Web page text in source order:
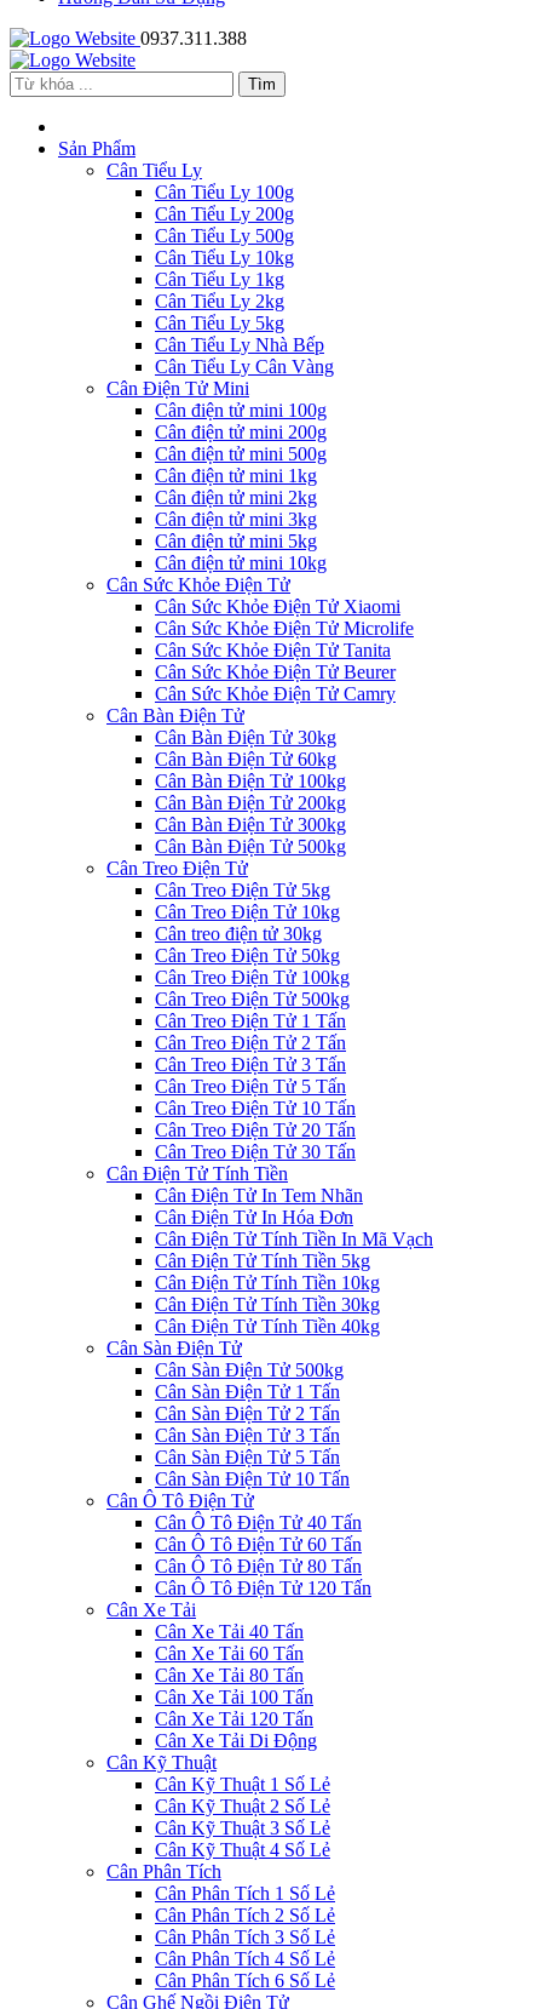
0937.311.388
Sản Phẩm
Cân Tiểu Ly
Cân Tiểu Ly 100g
Cân Tiểu Ly 200g
Cân Tiểu Ly 500g
Cân Tiểu Ly 10kg
Cân Tiểu Ly 1kg
Cân Tiểu Ly 2kg
Cân Tiểu Ly 5kg
Cân Tiểu Ly Nhà Bếp
Cân Tiểu Ly Cân Vàng
Cân Điện Tử Mini
Cân điện tử mini 100g
Cân điện tử mini 200g
Cân điện tử mini 500g
Cân điện tử mini 1kg
Cân điện tử mini 2kg
Cân điện tử mini 3kg
Cân điện tử mini 5kg
Cân điện tử mini 10kg
Cân Sức Khỏe Điện Tử
Cân Sức Khỏe Điện Tử Xiaomi
Cân Sức Khỏe Điện Tử Microlife
Cân Sức Khỏe Điện Tử Tanita
Cân Sức Khỏe Điện Tử Beurer
Cân Sức Khỏe Điện Tử Camry
Cân Bàn Điện Tử
Cân Bàn Điện Tử 30kg
Cân Bàn Điện Tử 60kg
Cân Bàn Điện Tử 100kg
Cân Bàn Điện Tử 200kg
Cân Bàn Điện Tử 300kg
Cân Bàn Điện Tử 500kg
Cân Treo Điện Tử
Cân Treo Điện Tử 5kg
Cân Treo Điện Tử 10kg
Cân treo điện tử 30kg
Cân Treo Điện Tử 50kg
Cân Treo Điện Tử 100kg
Cân Treo Điện Tử 500kg
Cân Treo Điện Tử 1 Tấn
Cân Treo Điện Tử 2 Tấn
Cân Treo Điện Tử 3 Tấn
Cân Treo Điện Tử 5 Tấn
Cân Treo Điện Tử 10 Tấn
Cân Treo Điện Tử 20 Tấn
Cân Treo Điện Tử 30 Tấn
Cân Điện Tử Tính Tiền
Cân Điện Tử In Tem Nhãn
Cân Điện Tử In Hóa Đơn
Cân Điện Tử Tính Tiền In Mã Vạch
Cân Điện Tử Tính Tiền 5kg
Cân Điện Tử Tính Tiền 10kg
Cân Điện Tử Tính Tiền 30kg
Cân Điện Tử Tính Tiền 40kg
Cân Sàn Điện Tử
Cân Sàn Điện Tử 500kg
Cân Sàn Điện Tử 1 Tấn
Cân Sàn Điện Tử 2 Tấn
Cân Sàn Điện Tử 3 Tấn
Cân Sàn Điện Tử 5 Tấn
Cân Sàn Điện Tử 10 Tấn
Cân Ô Tô Điện Tử
Cân Ô Tô Điện Tử 40 Tấn
Cân Ô Tô Điện Tử 60 Tấn
Cân Ô Tô Điện Tử 80 Tấn
Cân Ô Tô Điện Tử 120 Tấn
Cân Xe Tải
Cân Xe Tải 40 Tấn
Cân Xe Tải 60 Tấn
Cân Xe Tải 80 Tấn
Cân Xe Tải 100 Tấn
Cân Xe Tải 120 Tấn
Cân Xe Tải Di Động
Cân Kỹ Thuật
Cân Kỹ Thuật 1 Số Lẻ
Cân Kỹ Thuật 2 Số Lẻ
Cân Kỹ Thuật 3 Số Lẻ
Cân Kỹ Thuật 4 Số Lẻ
Cân Phân Tích
Cân Phân Tích 1 Số Lẻ
Cân Phân Tích 2 Số Lẻ
Cân Phân Tích 3 Số Lẻ
Cân Phân Tích 4 Số Lẻ
Cân Phân Tích 6 Số Lẻ
Cân Ghế Ngồi Điện Tử